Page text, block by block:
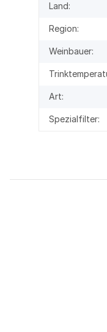
Land:
Region:
Weinbauer:
Art:
Spezialfilter: